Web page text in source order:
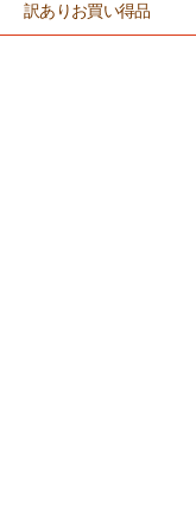
訳ありお買い得品